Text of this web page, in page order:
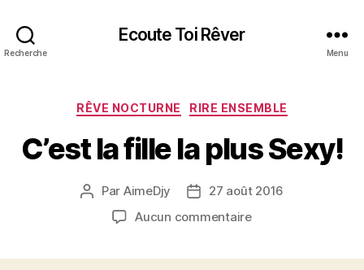
Recherche
Ecoute Toi Rêver
Menu
Catégories
RÊVE NOCTURNE RIRE ENSEMBLE
C’est la fille la plus Sexy!
Auteur
l’article
Par AimeDjy
Date27 août 2016
Aucun commentairesur